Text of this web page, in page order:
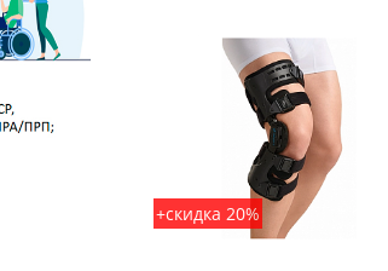
+скидка 20%